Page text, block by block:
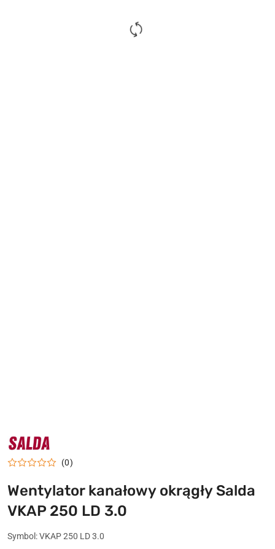
NAZWA
PRODUCENTA:
SALDA
(0)
Wentylator kanałowy okrągły Salda
VKAP 250 LD 3.0
Symbol:VKAP 250 LD 3.0